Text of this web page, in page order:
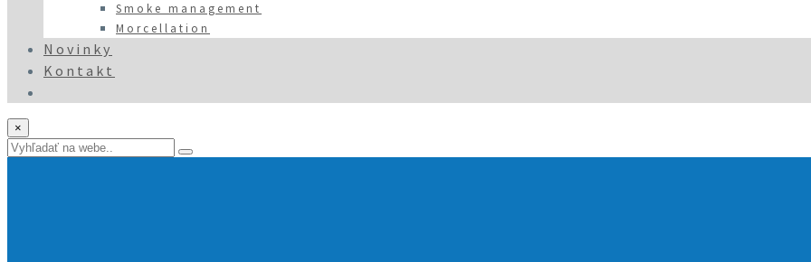
Smoke management
Morcellation
Novinky
Kontakt
×